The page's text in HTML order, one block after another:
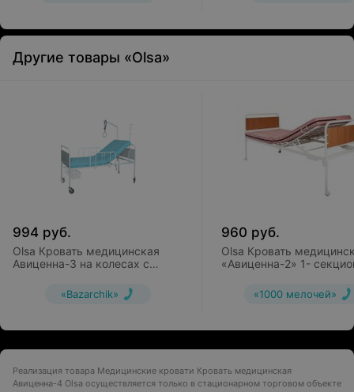
Другие товары «Olsa»
994 руб.
Olsa Кровать медицинская
Авиценна-3 на колесах с
«Bazarchik»
960 руб.
Olsa Кровать
«Авиценна-2» 1-
«1000 мелочей»
Реализация товара Медицинские кровати Кровать медицинская
Авиценна-4 Olsa осуществляется только в стационарном торговом объекте